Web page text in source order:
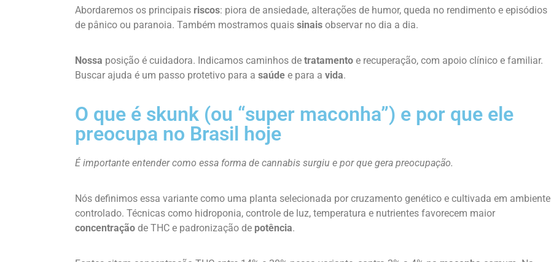
Abordaremos os principais riscos: piora de ansiedade, alterações de humor, queda no rendimento e episódios
de pânico ou paranoia. Também mostramos quais sinais observar no dia a dia.
Nossa posição é cuidadora. Indicamos caminhos de tratamento e recuperação, com apoio clínico e familiar.
Buscar ajuda é um passo protetivo para a saúde e para a vida.
O que é skunk (ou “super maconha”) e por que ele
preocupa no Brasil hoje
É importante entender como essa forma de cannabis surgiu e por que gera preocupação.
Nós definimos essa variante como uma planta selecionada por cruzamento genético e cultivada em ambiente
controlado. Técnicas como hidroponia, controle de luz, temperatura e nutrientes favorecem maior
concentração de THC e padronização de potência.